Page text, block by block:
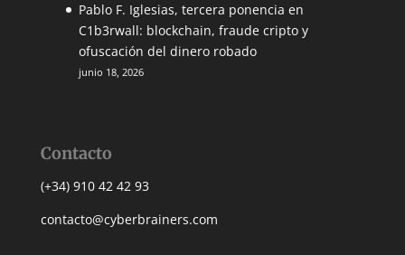
Pablo F. Iglesias, tercera ponencia en
C1b3rwall: blockchain, fraude cripto y
ofuscación del dinero robado
junio 18, 2026
Contacto
(+34) 910 42 42 93
contacto@cyberbrainers.com